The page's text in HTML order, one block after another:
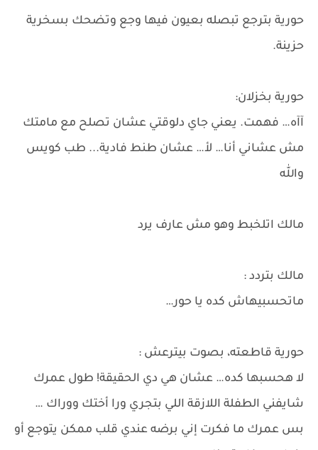
حورية بترجع تبصله بعيون فيها وجع وتضحك بسخرية
حزينة.
حورية بخزلان:
آآه… فهمت. يعني جاي دلوقتي عشان تصلح مع مامتك
مش عشاني أنا… لأ… عشان طنط فادية... طب كويس
والله
مالك اتلخبط وهو مش عارف يرد
مالك بتردد :
ماتحسبيهاش كده يا حور…
حورية قاطعته، بصوت بيترعش :
لا هحسبها كده… عشان هي دي الحقيقة! طول عمرك
شايفني الطفلة اللازقة اللي بتجري ورا أختك ووراك …
بس عمرك ما فكرت إني برضه عندي قلب ممكن يتوجع أو